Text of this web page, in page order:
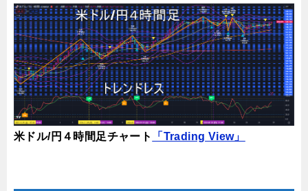
米ドル/円４時間足チャート 「Trading View」